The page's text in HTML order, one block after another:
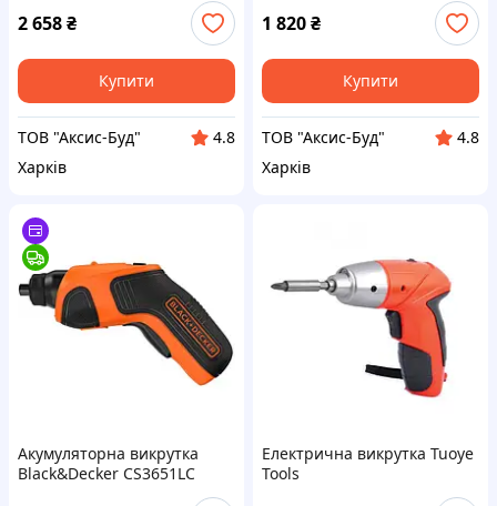
2 658₴
Купити
ТОВ "Аксис-Буд"
4.8
Харків
1 820₴
Купити
ТОВ "Аксис-Буд"
4.8
Харків
Акумуляторна викрутка
Black&Decker CS3651LC
Електрична викрутка Tuoye
Tools